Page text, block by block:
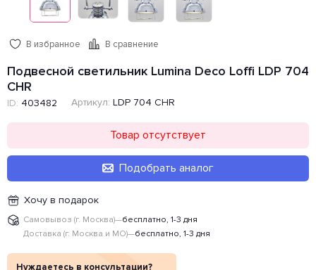
В избранное В сравнение
Подвесной светильник Lumina Deco Loffi LDP 704
CHR
ID: 403482 Артикул: LDP 704 CHR
Товар отсутствует
Подобрать аналог
Хочу в подарок
Самовывоз (г. Москва)—бесплатно, 1-3 дня
Доставка (г. Москва и МО)—бесплатно, 1-3 дня
Нуждаетесь в консультации?